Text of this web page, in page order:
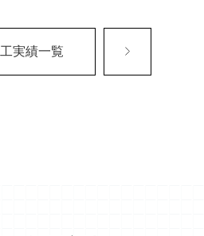
実績一覧